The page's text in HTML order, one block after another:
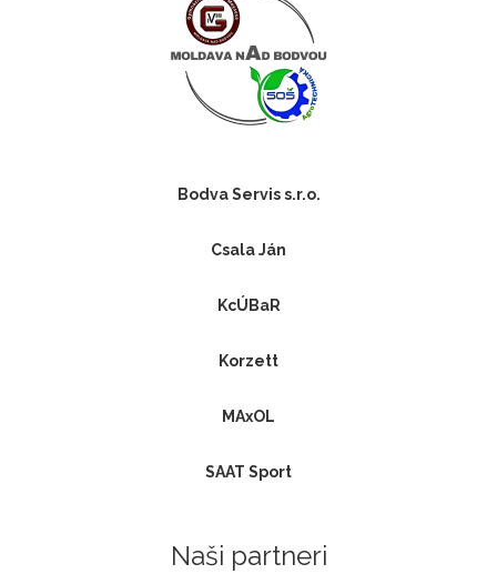
Bodva Servis s.r.o.
Csala Ján
KcÚBaR
Korzett
MAxOL
SAAT Sport
Naši partneri